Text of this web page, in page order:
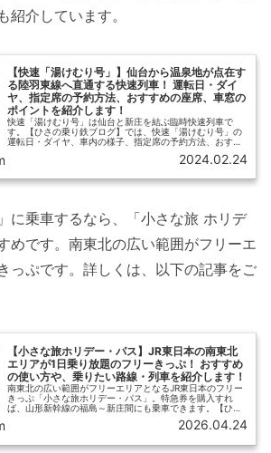
紹介しています。
【快速「湯けむり号」】仙台から温泉地が点在す
る陸羽東線へ直通する快速列車！ 運転日・ダイ
ヤ、指定席の予約方法、おすすめの座席、車窓の
ポイントを紹介します！
快速「湯けむり号」は仙台と新庄を結ぶ臨時快速列車で
す。【ひさの乗り鉄ブログ】では、快速「湯けむり号」の
運転日・ダイヤ、車内の様子、指定席の予約方法、おすす
た快速「湯けむり号」の乗車記もお届けします。2024.02.24
に乗車するなら、「小さな旅 ホリデ
めです。南東北の広い範囲がフリーエ
っぷです。詳しくは、以下の記事をご
【小さな旅ホリデー・パス】JR東日本の南東北
エリアが1日乗り放題のフリーきっぷ！ おすすめ
の使い方や、乗りたい路線・列車を紹介します！
南東北の広い範囲がフリーエリアとなるJR東日本のフリー
きっぷ「小さな旅ホリデー・パス」。特急券を購入すれ
ば、山形新幹線の福島～新庄間にも乗車できます。【ひさ
の乗り鉄ブログ】では、「小さな旅ホリデー・パス」の詳
細に加えて、おすすめの列車や路線、日帰り旅のプランに
2026.04.24